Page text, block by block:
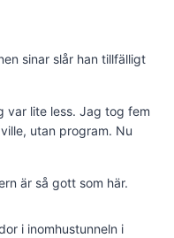
sinar slår han tillfälligt
var lite less. Jag tog fem
utan program. Nu
är så gott som här.
i inomhustunneln i